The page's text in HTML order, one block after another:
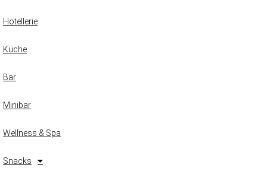
Hotellerie
Küche
Bar
Minibar
Wellness & Spa
Snacks